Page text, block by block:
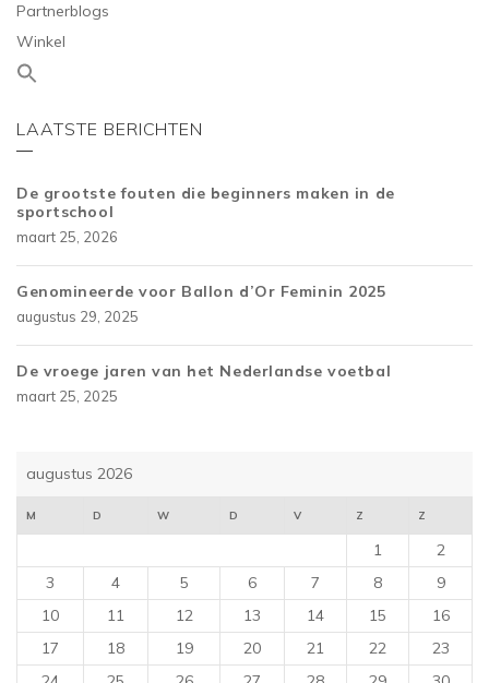
Partnerblogs
Winkel
LAATSTE BERICHTEN
De grootste fouten die beginners maken in de
sportschool
maart 25, 2026
Genomineerde voor Ballon d’Or Feminin 2025
augustus 29, 2025
De vroege jaren van het Nederlandse voetbal
maart 25, 2025
augustus 2026
M D W D V Z Z
1
2
3
4 5 6 7 8
9
10
11 12 13 14 15
16
17
18 19 20 21 22
23